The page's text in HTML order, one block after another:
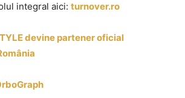
integral aici: turnover.ro
devine partener oficial